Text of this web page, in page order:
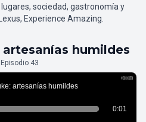
sociedad, gastronomía y
Experience Amazing.
humildes
43